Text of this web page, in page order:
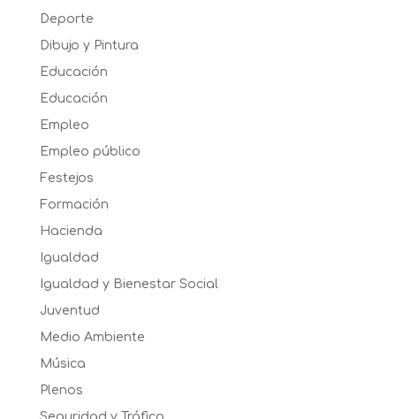
Deporte
Dibujo y Pintura
Educación
Educación
Empleo
Empleo público
Festejos
Formación
Hacienda
Igualdad
Igualdad y Bienestar Social
Juventud
Medio Ambiente
Música
Plenos